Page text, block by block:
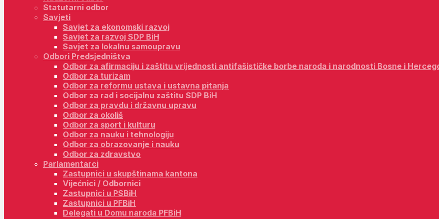
Statutarni odbor
Savjeti
Savjet za ekonomski razvoj
Savjet za razvoj SDP BiH
Savjet za lokalnu samoupravu
Odbori Predsjedništva
Odbor za afirmaciju i zaštitu vrijednosti antifašističke borbe naroda i narodnosti Bosne i
Odbor za turizam
Odbor za reformu ustava i ustavna pitanja
Odbor za rad i socijalnu zaštitu SDP BiH
Odbor za pravdu i državnu upravu
Odbor za okoliš
Odbor za sport i kulturu
Odbor za nauku i tehnologiju
Odbor za obrazovanje i nauku
Odbor za zdravstvo
Parlamentarci
Zastupnici u skupštinama kantona
Vijećnici / Odbornici
Zastupnici u PSBiH
Zastupnici u PFBiH
Delegati u Domu naroda PFBiH